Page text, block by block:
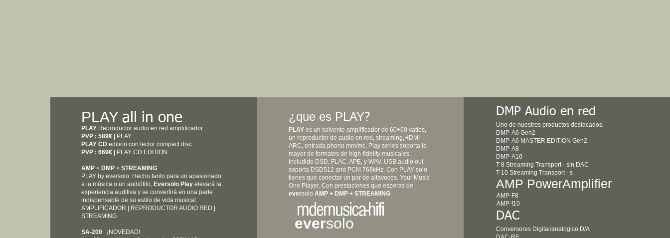
PLAY all in one
PLAY Reproductor audio en red amplificador
PVP : 589€ |
PLAY
PLAY CD edition con lector compact disc
PVP : 669€ |
PLAY CD EDITION
​AMP + DMP + STREAMING
PLAY by eversolo: Hecho tanto para un apasionado
a la música o un audiófilo, Eversolo Playelevará la
experiencia auditiva y se convertirá en una parte
indispensable de su estilo de vida musical.
AMPLIFICADOR | REPRODUCTOR AUDIO RED |
STREAMING
SA-200
¡NOVEDAD!
eversolo
mdemusica-hifi
¿que es PLAY?
PLAY es un solvente amplificador de 60+60 vatios,
un reproductor de audio en red, streaming,HDMI
ARC, entrada phono mm/mc, Play series soporta la
mayor de formatosde high-fidelity musicales,
includido DSD, FLAC, APE, y WAV. USB audio out
soporta DSD512 and PCM 768kHz. Con PLAY solo
tienes que conectar un par de altavoces. Your Music
One Player. Con prestaciones que esperas de
eversolo AMP + DMP + STREAMING
DMP Audio en red
Uno de nuestros productos destacados.
DMP-A6 Gen2
DMP-A6 MASTER EDITION Gen2
DMP-A8
DMP-A10
T-8 Streaming Transport - sin DAC
T-10 Streaming Transport - s
AMP PowerAmplifier
AMP-F8
AMP-f10
DAC
Conversores Digital/analogico D/A